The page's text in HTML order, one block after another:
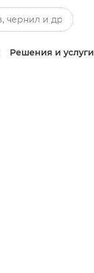
Решения и услуги